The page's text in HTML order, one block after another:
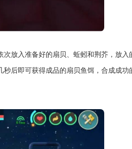
放入准备好的扇贝、蚯蚓和荆芥，放
后即可获得成品的扇贝鱼饵，合成成